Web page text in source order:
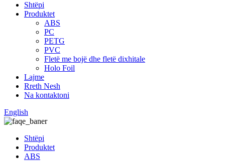
Shtëpi
Produktet
ABS
PC
PETG
PVC
Fletë me bojë dhe fletë dixhitale
Holo Foil
Lajme
Rreth Nesh
Na kontaktoni
English
Shtëpi
Produktet
ABS